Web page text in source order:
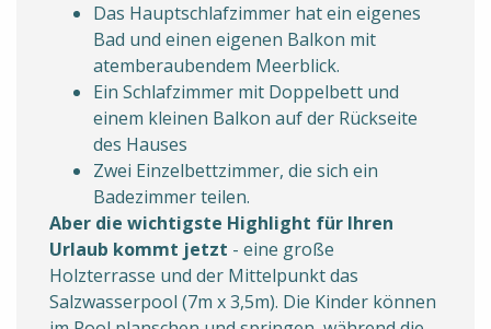
Das Hauptschlafzimmer hat ein eigenes
Bad und einen eigenen Balkon mit
atemberaubendem Meerblick.
Ein Schlafzimmer mit Doppelbett und
einem kleinen Balkon auf der Rückseite
des Hauses
Zwei Einzelbettzimmer, die sich ein
Badezimmer teilen.
Aber die wichtigste Highlight für Ihren
Urlaub kommt jetzt - eine große
Holzterrasse und der Mittelpunkt das
Salzwasserpool (7m x 3,5m). Die Kinder können